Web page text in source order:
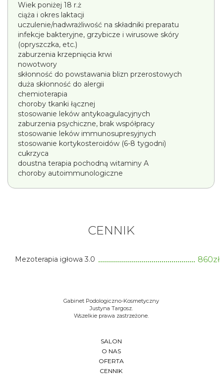
Wiek poniżej 18 r.ż
ciąża i okres laktacji
uczulenie/nadwrażliwość na składniki preparatu
infekcje bakteryjne, grzybicze i wirusowe skóry
(opryszczka, etc.)
zaburzenia krzepnięcia krwi
nowotwory
skłonność do powstawania blizn przerostowych
duża skłonność do alergii
chemioterapia
choroby tkanki łącznej
stosowanie leków antykoagulacyjnych
zaburzenia psychiczne, brak współpracy
stosowanie leków immunosupresyjnych
stosowanie kortykosteroidów (6-8 tygodni)
cukrzyca
doustna terapia pochodną witaminy A
choroby autoimmunologiczne
CENNIK
Mezoterapia igłowa 3.0 860zł
Gabinet Podologiczno-Kosmetyczny
Justyna Targosz.
Wszelkie prawa zastrzeżone.
SALON
O NAS
OFERTA
CENNIK